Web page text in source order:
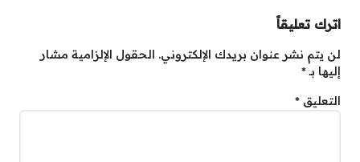
اترك تعليقاً
لن يتم نشر عنوان بريدك الإلكتروني.
الحقول الإلزامية مشار
إليها بـ*
التعليق *